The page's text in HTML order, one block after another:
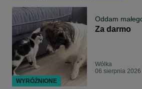
Oddam
Za darmo
Wólka
06 sierpnia 2026
WYRÓŻNIONE